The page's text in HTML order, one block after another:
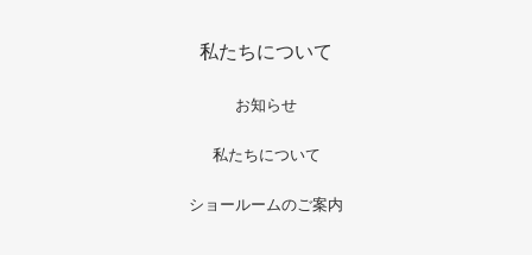
私たちについて
お知らせ
私たちについて
ショールームのご案内